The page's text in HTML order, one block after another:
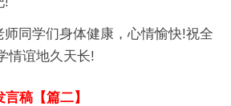
师同学们身体健康，心情愉快!祝全
情谊地久天长!
稿【篇二】